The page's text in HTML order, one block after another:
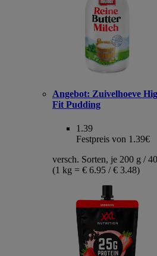
Angebot: Zuivelhoeve
Fit Pudding
1.39
Festpreis von 1.39€
versch. Sorten, je 200 g /
(1 kg = € 6.95 / € 3.48)